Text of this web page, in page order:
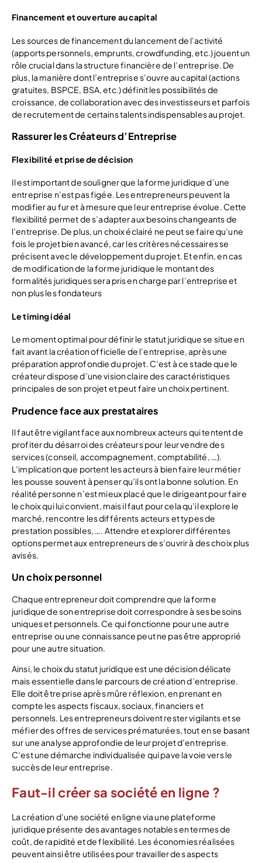
Financement et ouverture au capital
Les sources de financement du lancement de l’activité
(apports personnels, emprunts, crowdfunding, etc.) jouent un
rôle crucial dans la structure financière de l’entreprise. De
plus, la manière dont l’entreprise s’ouvre au capital (actions
gratuites, BSPCE, BSA, etc.) définit les possibilités de
croissance, de collaboration avec des investisseurs et parfois
de recrutement de certains talents indispensables au projet.
Rassurer les Créateurs d’Entreprise
Flexibilité et prise de décision
Il est important de souligner que la forme juridique d’une
entreprise n’est pas figée. Les entrepreneurs peuvent la
modifier au fur et à mesure que leur entreprise évolue. Cette
flexibilité permet de s’adapter aux besoins changeants de
l’entreprise. De plus, un choix éclairé ne peut se faire qu’une
fois le projet bien avancé, car les critères nécessaires se
précisent avec le développement du projet. Et enfin, en cas
de modification de la forme juridique le montant des
formalités juridiques sera pris en charge par l’entreprise et
non plus les fondateurs
Le timing idéal
Le moment optimal pour définir le statut juridique se situe en
fait avant la création officielle de l’entreprise, après une
préparation approfondie du projet. C’est à ce stade que le
créateur dispose d’une vision claire des caractéristiques
principales de son projet et peut faire un choix pertinent.
Prudence face aux prestataires
Il faut être vigilant face aux nombreux acteurs qui tentent de
profiter du désarroi des créateurs pour leur vendre des
services (conseil, accompagnement, comptabilité, …).
L’implication que portent les acteurs à bien faire leur métier
les pousse souvent à penser qu’ils ont la bonne solution. En
réalité personne n’est mieux placé que le dirigeant pour faire
le choix qui lui convient, mais il faut pour cela qu’il explore le
marché, rencontre les différents acteurs et types de
prestation possibles, …. Attendre et explorer différentes
options permet aux entrepreneurs de s’ouvrir à des choix plus
avisés.
Un choix personnel
Chaque entrepreneur doit comprendre que la forme
juridique de son entreprise doit correspondre à ses besoins
uniques et personnels. Ce qui fonctionne pour une autre
entreprise ou une connaissance peut ne pas être approprié
pour une autre situation.
Ainsi, le choix du statut juridique est une décision délicate
mais essentielle dans le parcours de création d’entreprise.
Elle doit être prise après mûre réflexion, en prenant en
compte les aspects fiscaux, sociaux, financiers et
personnels. Les entrepreneurs doivent rester vigilants et se
méfier des offres de services prématurées, tout en se basant
sur une analyse approfondie de leur projet d’entreprise.
C’est une démarche individualisée qui pave la voie vers le
succès de leur entreprise.
Faut-il créer sa société en ligne ?
La création d’une société en ligne via une plateforme
juridique présente des avantages notables en termes de
coût, de rapidité et de flexibilité. Les économies réalisées
peuvent ainsi être utilisées pour travailler des aspects